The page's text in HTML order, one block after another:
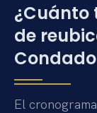
¿Cuánto
de
El